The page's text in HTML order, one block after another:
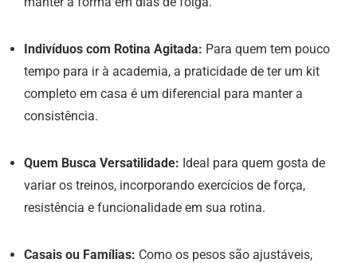
Indivíduos com Rotina Agitada: Para quem tem pouco
tempo para ir à academia, a praticidade de ter um kit
completo em casa é um diferencial para manter a
consistência.
Quem Busca Versatilidade: Ideal para quem gosta de
variar os treinos, incorporando exercícios de força,
resistência e funcionalidade em sua rotina.
Casais ou Famílias: Como os pesos são ajustáveis,